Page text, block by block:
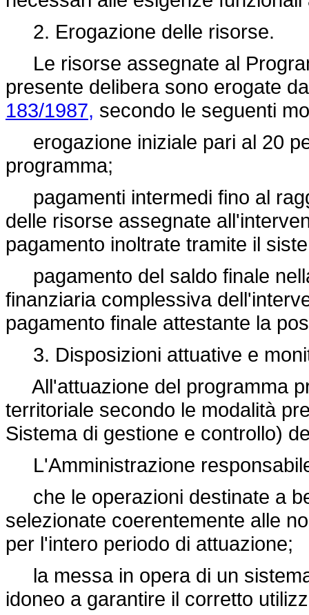
2. Erogazione delle risorse.
Le risorse assegnate al
presente delibera sono erogate
183/1987, secondo le seguenti
erogazione iniziale pari al 20
programma;
pagamenti intermedi fino al
delle risorse assegnate
pagamento inoltrate tramite il
pagamento del saldo finale
finanziaria complessiva
pagamento finale attestante la
3. Disposizioni attuative e
All'attuazione del programma
territoriale secondo le modalità
Sistema di gestione e controllo)
L'Amministrazione
che le operazioni destinate a
selezionate coerentemente alle
per l'intero periodo di attuazione;
la messa in opera di un
idoneo a garantire il corretto